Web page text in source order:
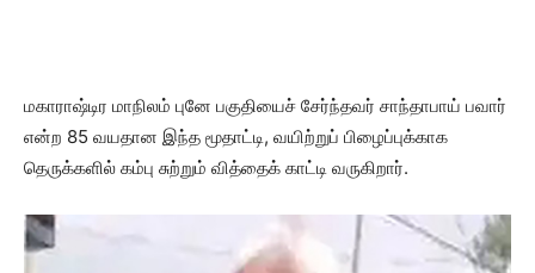
மகாராஷ்டிர மாநிலம் புனே பகுதியைச் சேர்ந்தவர் சாந்தாபாய் பவார்
என்ற 85 வயதான இந்த மூதாட்டி, வயிற்றுப் பிழைப்புக்காக
தெருக்களில் கம்பு சுற்றும் வித்தைக் காட்டி வருகிறார்.